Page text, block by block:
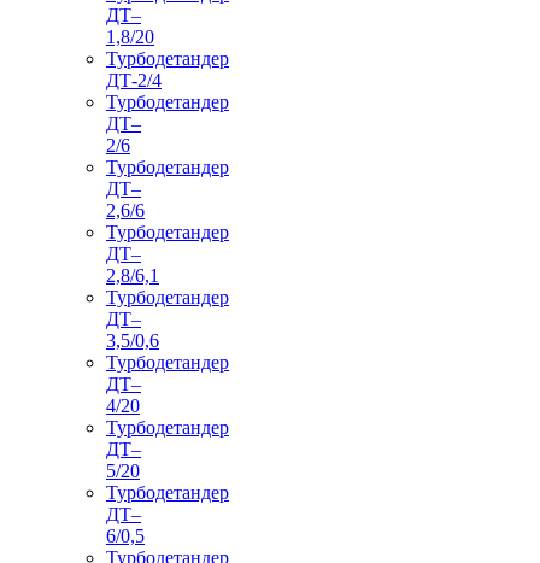
ДТ–
1,8/20
Турбодетандер
ДТ-2/4
Турбодетандер
ДТ–
2/6
Турбодетандер
ДТ–
2,6/6
Турбодетандер
ДТ–
2,8/6,1
Турбодетандер
ДТ–
3,5/0,6
Турбодетандер
ДТ–
4/20
Турбодетандер
ДТ–
5/20
Турбодетандер
ДТ–
6/0,5
Турбодетандер